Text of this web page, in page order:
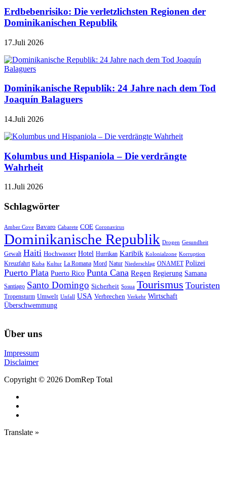
Erdbebenrisiko: Die verletzlichsten Regionen der
Dominikanischen Republik
17.Juli 2026
Dominikanische Republik: 24 Jahre nach dem Tod
Joaquín Balaguers
14.Juli 2026
Kolumbus und Hispaniola – Die verdrängte
Wahrheit
11.Juli 2026
Schlagwörter
Amber Cove Bavaro Cabarete COE Coronavirus
Dominikanische Republik Drogen Gesundheit
Gewalt Haiti Hochwasser Hotel Hurrikan Karibik Kolonialzone Korruption
Kreuzfahrt Kuba Kultur La Romana Mord Natur Niederschlag ONAMET Polizei
Puerto Plata Puerto Rico Punta Cana Regen Regierung Samana
Santiago Santo Domingo Sicherheit Sosua Tourismus Touristen
Tropensturm Umwelt Unfall USA Verbrechen Verkehr Wirtschaft
Überschwemmung
Über uns
Impressum
Disclaimer
Copyright © 2026 DomRep Total
Translate »